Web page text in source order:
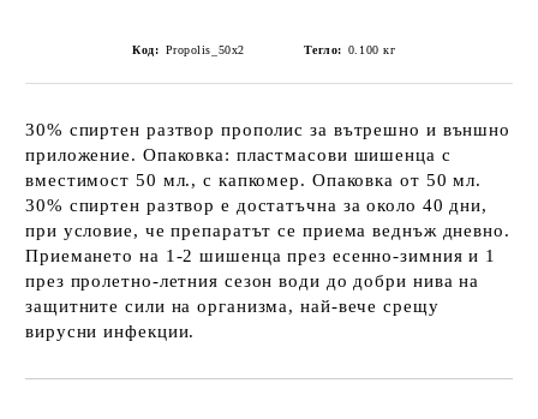
Код: Propolis_50x2 Тегло: 0.100 кг
30% спиртен разтвор прополис за вътрешно и външно
приложение. Опаковка: пластмасови шишенца с
вместимост 50 мл., с капкомер. Опаковка от 50 мл.
30% спиртен разтвор е достатъчна за около 40 дни,
при условие, че препаратът се приема веднъж дневно.
Приемането на 1-2 шишенца през есенно-зимния и 1
през пролетно-летния сезон води до добри нива на
защитните сили на организма, най-вече срещу
вирусни инфекции.